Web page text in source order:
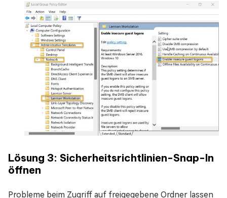
Lösung 3: Sicherheitsrichtlinien-Snap-In
öffnen
Probleme beim Zugriff auf freigegebene Ordner lassen